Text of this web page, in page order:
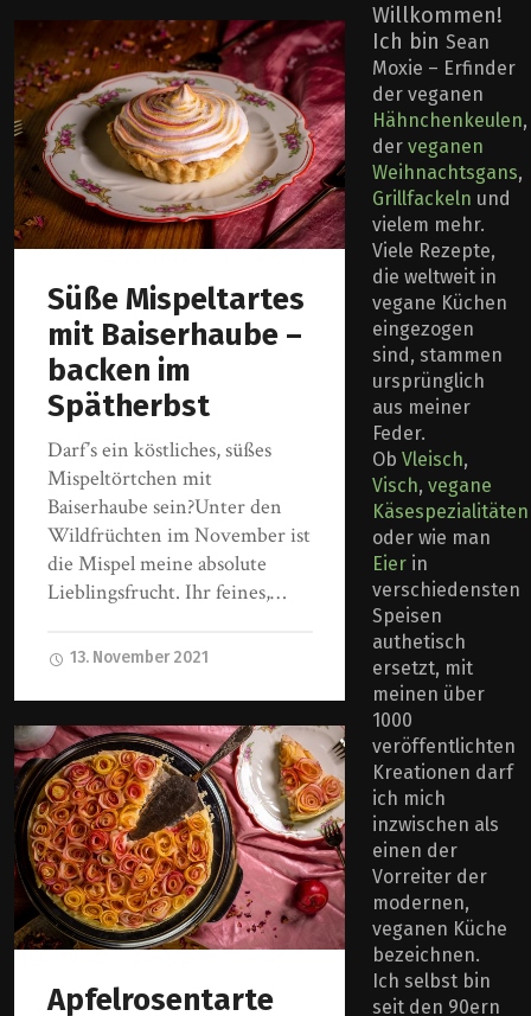
Süße Mispeltartes
mit Baiserhaube –
backen im
Spätherbst
Darf’s ein köstliches, süßes
Mispeltörtchen mit
Baiserhaube sein?Unter den
Wildfrüchten im November ist
die Mispel meine absolute
Lieblingsfrucht. Ihr feines,…
13. November 2021
Apfelrosentarte
Willkommen!
Ich bin Sean
Moxie – Erfinder
der veganen
Hähnchenkeulen,
der veganen
Weihnachtsgans,
Grillfackeln und
vielem mehr.
Viele Rezepte,
die weltweit in
vegane Küchen
eingezogen
sind, stammen
ursprünglich
aus meiner
Feder.
Ob Vleisch,
Visch, vegane
Käsespezialitäten
oder wie man
Eierin
verschiedensten
Speisen
authetisch
ersetzt, mit
meinen über
1000
veröffentlichten
Kreationen darf
ich mich
inzwischen als
einen der
Vorreiter der
modernen,
veganen Küche
bezeichnen.
Ich selbst bin
seit den 90ern